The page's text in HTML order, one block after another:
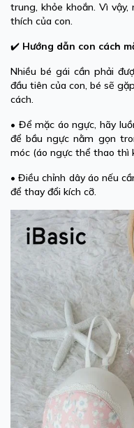
trung, khỏe khoắn. Vì
thích của con.
✔️ Hướng dẫn con cách
Nhiều bé gái cần phải
đầu tiên của con, bé sẽ
cách.
• Để mặc áo ngực, hãy
để bầu ngực nằm gọn
móc (áo ngực thể thao thì
• Điều chỉnh dây áo nếu
để thay đổi kích cỡ.